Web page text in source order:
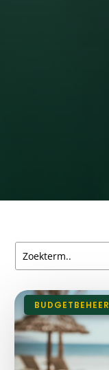
BUDGETBEHEER